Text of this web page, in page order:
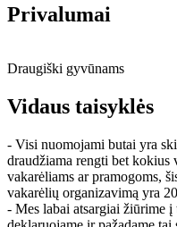
Privalumai
Draugiški gyvūnams
Vidaus taisyklės
- Visi nuomojami butai yra
draudžiama rengti bet kokius
vakarėliams ar pramogoms,
vakarėlių organizavimą yra
- Mes labai atsargiai žiūrime